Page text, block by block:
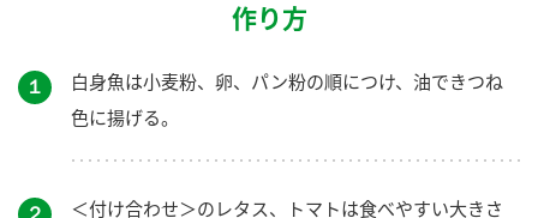
作り方
１
白身魚は小麦粉、卵、パン粉の順につけ、油できつね
色に揚げる。
２ ＜付け合わせ＞のレタス、トマトは食べやすい大きさ